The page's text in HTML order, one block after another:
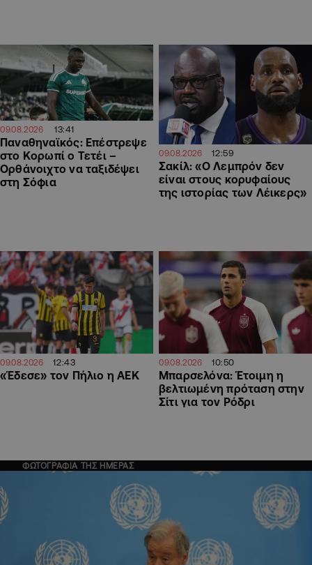
09.08.2026 13:41
Παναθηναϊκός: Επέστρεψε
στο Κορωπί ο Τετέι –
Ορθάνοιχτο να ταξιδέψει
στη Σόφια
09.08.2026 12:59
Σακίλ: «Ο Λεμπρόν δεν
είναι στους κορυφαίους
της ιστορίας των Λέικερς»
09.08.2026 12:43
«Έδεσε» τον Πήλιο η ΑΕΚ
09.08.2026 10:50
Μπαρσελόνα: Έτοιμη η
βελτιωμένη πρόταση στην
Σίτι για τον Ρόδρι
ΦΩΤΟΓΡΑΦΙΑ ΤΗΣ ΗΜΕΡΑΣ